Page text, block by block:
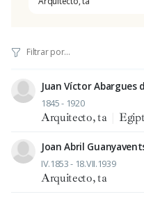
Juan Víctor Abargues
1845 - 1920
Arquitecto, ta
Joan Abril
IV.1853 - 18.VII.1939
Arquitecto, ta